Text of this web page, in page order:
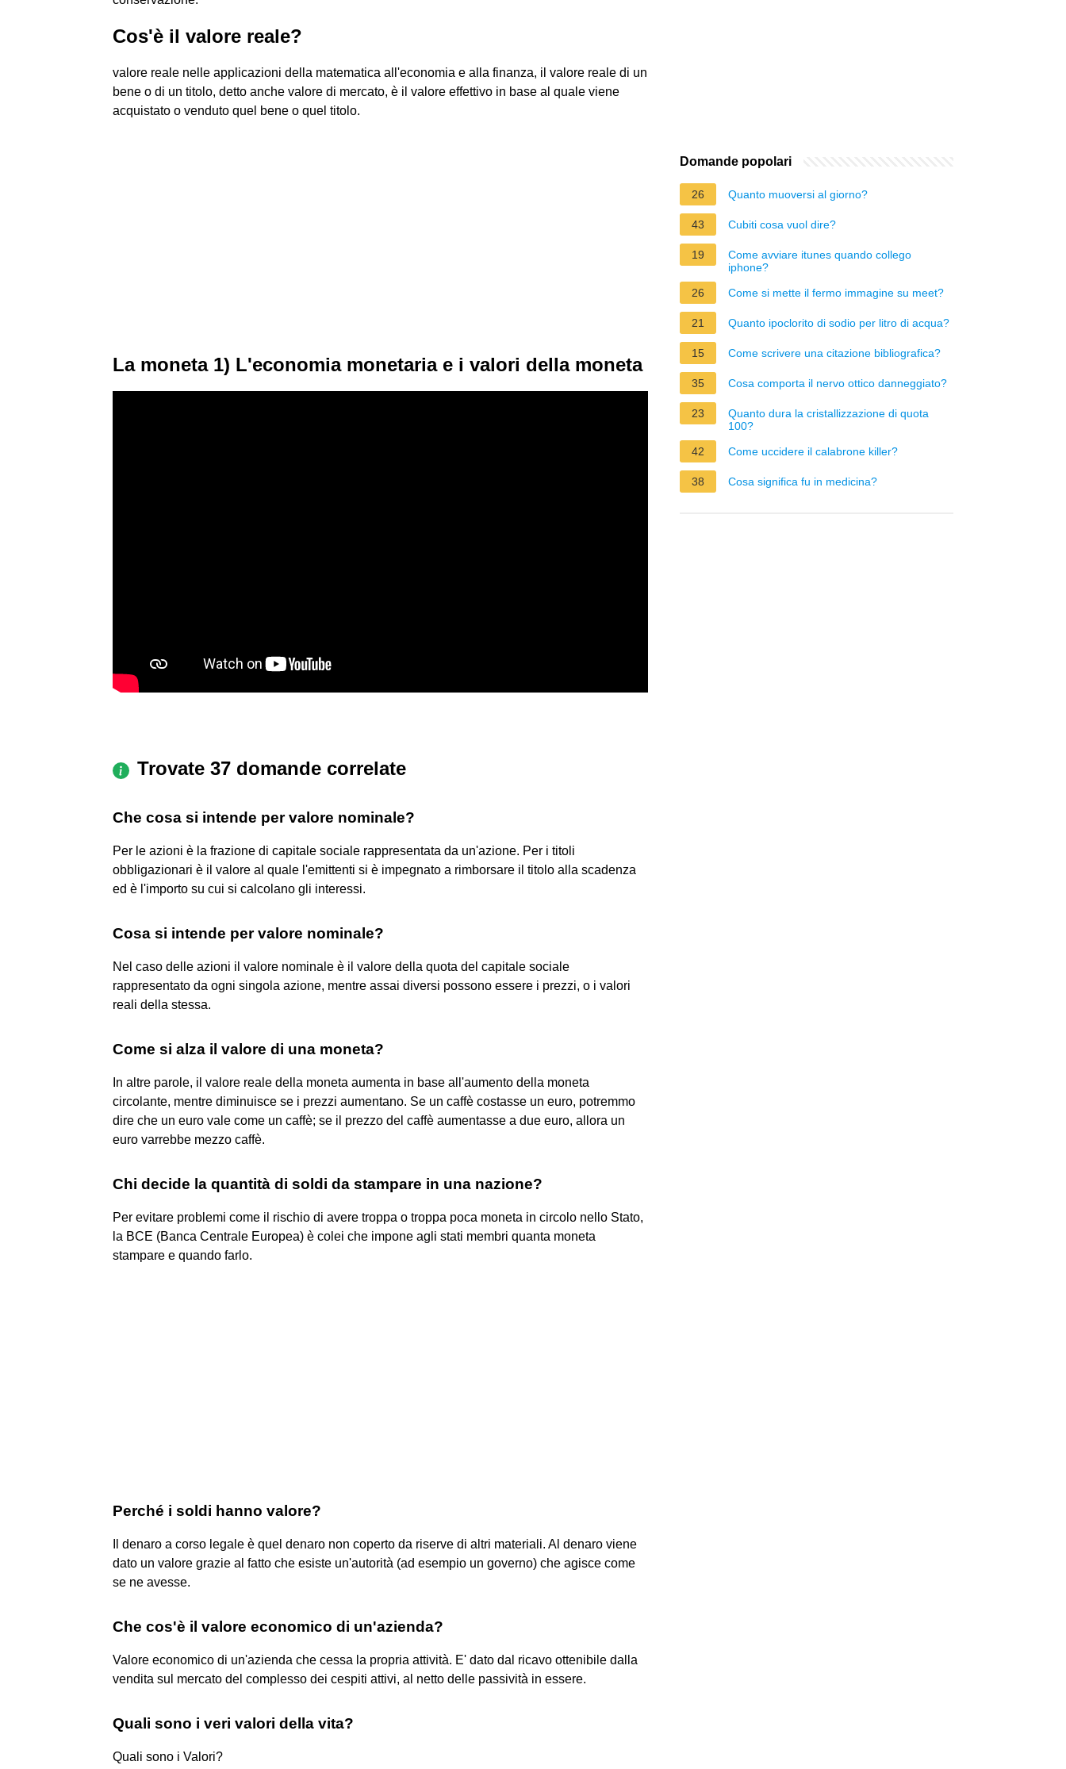
Cos'è il valore reale?
valore reale nelle applicazioni della matematica all'economia e alla finanza, il valore reale di un
bene o di un titolo, detto anche valore di mercato, è il valore effettivo in base al quale viene
acquistato o venduto quel bene o quel titolo.
La moneta 1) L'economia monetaria e i valori della moneta
Trovate 37 domande correlate
Che cosa si intende per valore nominale?
Per le azioni è la frazione di capitale sociale rappresentata da un'azione. Per i titoli
obbligazionari è il valore al quale l'emittenti si è impegnato a rimborsare il titolo alla scadenza
ed è l'importo su cui si calcolano gli interessi.
Cosa si intende per valore nominale?
Nel caso delle azioni il valore nominale è il valore della quota del capitale sociale
rappresentato da ogni singola azione, mentre assai diversi possono essere i prezzi, o i valori
reali della stessa.
Come si alza il valore di una moneta?
In altre parole, il valore reale della moneta aumenta in base all'aumento della moneta
circolante, mentre diminuisce se i prezzi aumentano. Se un caffè costasse un euro, potremmo
dire che un euro vale come un caffè; se il prezzo del caffè aumentasse a due euro, allora un
euro varrebbe mezzo caffè.
Chi decide la quantità di soldi da stampare in una nazione?
Per evitare problemi come il rischio di avere troppa o troppa poca moneta in circolo nello Stato,
la BCE (Banca Centrale Europea) è colei che impone agli stati membri quanta moneta
stampare e quando farlo.
Perché i soldi hanno valore?
Il denaro a corso legale è quel denaro non coperto da riserve di altri materiali. Al denaro viene
dato un valore grazie al fatto che esiste un'autorità (ad esempio un governo) che agisce come
se ne avesse.
Che cos'è il valore economico di un'azienda?
Valore economico di un'azienda che cessa la propria attività. E' dato dal ricavo ottenibile dalla
vendita sul mercato del complesso dei cespiti attivi, al netto delle passività in essere.
Quali sono i veri valori della vita?
Quali sono i Valori?
Domande popolari
26 Quanto muoversi al giorno?
43 Cubiti cosa vuol dire?
19
Come avviare itunes quando collego
iphone?
26
Come si mette il fermo immagine su meet?
21 Quanto ipoclorito di sodio per litro di acqua?
15 Come scrivere una citazione bibliografica?
35 Cosa comporta il nervo ottico danneggiato?
23
Quanto dura la cristallizzazione di quota
100?
42
Come uccidere il calabrone killer?
38 Cosa significa fu in medicina?